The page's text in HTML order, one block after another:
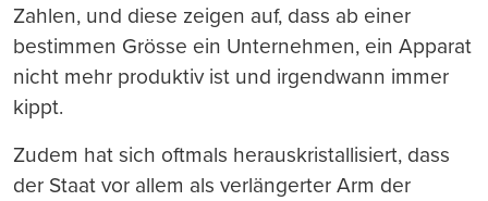
Zahlen, und diese zeigen auf, dass ab einer
bestimmen Grösse ein Unternehmen, ein Apparat
nicht mehr produktiv ist und irgendwann immer
kippt.
Zudem hat sich oftmals herauskristallisiert, dass
der Staat vor allem als verlängerter Arm der